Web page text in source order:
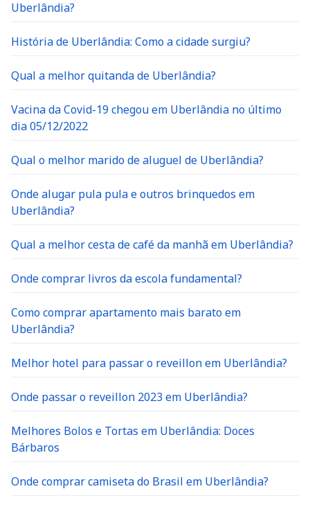
Uberlândia?
História de Uberlândia: Como a cidade surgiu?
Qual a melhor quitanda de Uberlândia?
Vacina da Covid-19 chegou em Uberlândia no último
dia 05/12/2022
Qual o melhor marido de aluguel de Uberlândia?
Onde alugar pula pula e outros brinquedos em
Uberlândia?
Qual a melhor cesta de café da manhã em Uberlândia?
Onde comprar livros da escola fundamental?
Como comprar apartamento mais barato em
Uberlândia?
Melhor hotel para passar o reveillon em Uberlândia?
Onde passar o reveillon 2023 em Uberlândia?
Melhores Bolos e Tortas em Uberlândia: Doces
Bárbaros
Onde comprar camiseta do Brasil em Uberlândia?